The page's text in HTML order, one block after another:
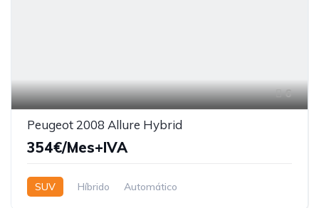
6
Peugeot 2008 Allure Hybrid
354€/Mes+IVA
SUV Híbrido Automático